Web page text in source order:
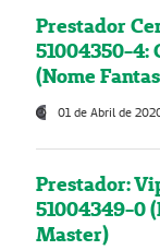
Prestador
51004350-4:
(Nome
01 de Abril de
Prestador:
51004349-0
Master)